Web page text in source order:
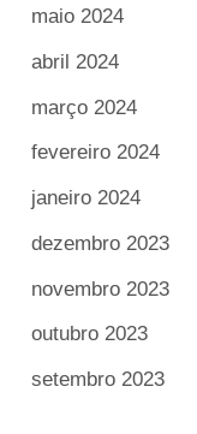
maio 2024
abril 2024
março 2024
fevereiro 2024
janeiro 2024
dezembro 2023
novembro 2023
outubro 2023
setembro 2023